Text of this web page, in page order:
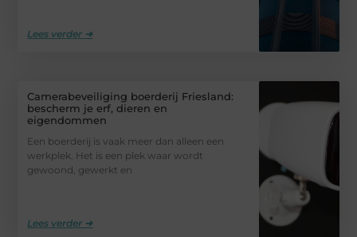
Lees verder ➜
Camerabeveiliging boerderij Friesland:
bescherm je erf, dieren en
eigendommen
Een boerderij is vaak meer dan alleen een
werkplek. Het is een plek waar wordt
gewoond, gewerkt en
Lees verder ➜